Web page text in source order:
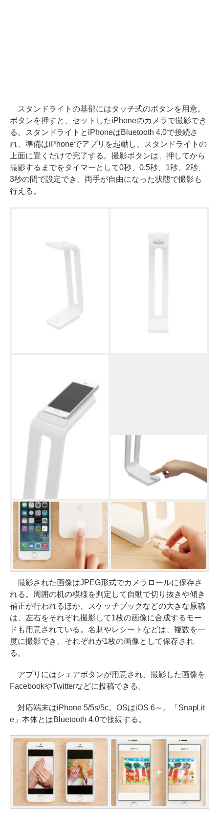
スタンドライトの基部にはタッチ式のボタンを用意。
ボタンを押すと、セットしたiPhoneのカメラで撮影でき
る。スタンドライトとiPhoneはBluetooth 4.0で接続さ
れ、準備はiPhoneでアプリを起動し、スタンドライトの
上面に置くだけで完了する。撮影ボタンは、押してから
撮影するまでをタイマーとして0秒、0.5秒、1秒、2秒、
3秒の間で設定でき、両手が自由になった状態で撮影も
行える。
撮影された画像はJPEG形式でカメラロールに保存さ
れる。周囲の机の模様を判定して自動で切り抜きや傾き
補正が行われるほか、スケッチブックなどの大きな原稿
は、左右をそれぞれ撮影して1枚の画像に合成するモー
ドも用意されている。名刺やレシートなどは、複数を一
度に撮影でき、それぞれが1枚の画像として保存され
る。
アプリにはシェアボタンが用意され、撮影した画像を
FacebookやTwitterなどに投稿できる。
対応端末はiPhone 5/5s/5c。OSはiOS 6～。「SnapLit
e」本体とはBluetooth 4.0で接続する。